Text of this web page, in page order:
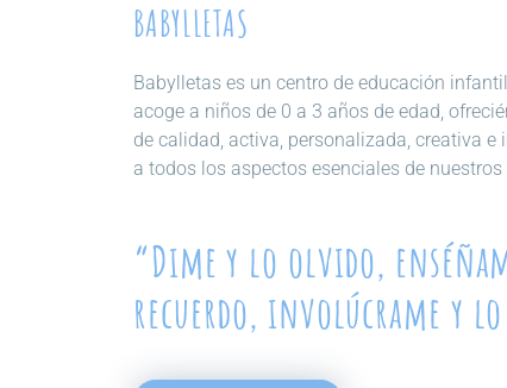
BABYLLETAS
Babylletas es un centro de educación
acoge a niños de 0 a 3 años de edad,
de calidad, activa, personalizada, creativa e
a todos los aspectos esenciales de
“Dime y lo olvido,
recuerdo, involúcrame y